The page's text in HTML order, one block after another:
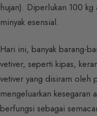
hujan). Diperlukan 100 kg
minyak esensial.
Hari ini, banyak barang-
vetiver, seperti kipas,
vetiver yang disiram oleh
mengeluarkan kesegaran
berfungsi sebagai